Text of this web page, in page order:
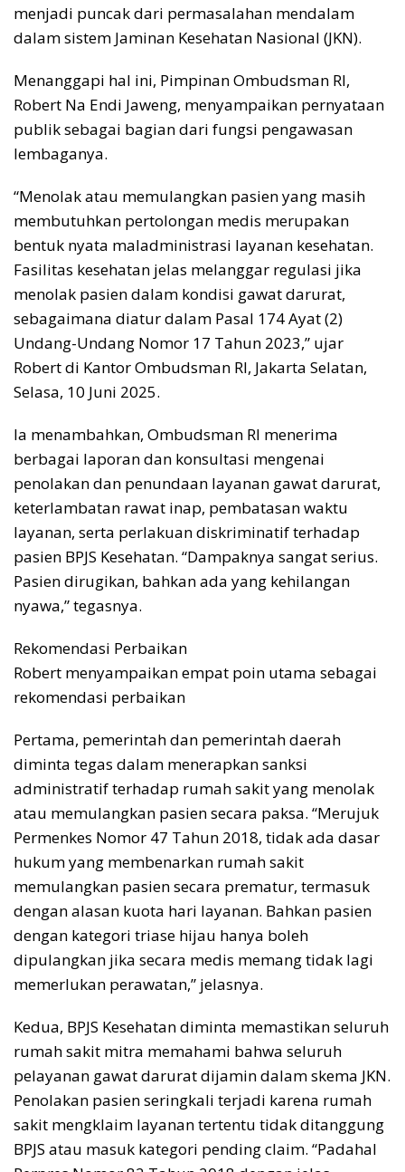
menjadi puncak dari permasalahan mendalam
dalam sistem Jaminan Kesehatan Nasional (JKN).
Menanggapi hal ini, Pimpinan Ombudsman RI,
Robert Na Endi Jaweng, menyampaikan pernyataan
publik sebagai bagian dari fungsi pengawasan
lembaganya.
“Menolak atau memulangkan pasien yang masih
membutuhkan pertolongan medis merupakan
bentuk nyata maladministrasi layanan kesehatan.
Fasilitas kesehatan jelas melanggar regulasi jika
menolak pasien dalam kondisi gawat darurat,
sebagaimana diatur dalam Pasal 174 Ayat (2)
Undang-Undang Nomor 17 Tahun 2023,” ujar
Robert di Kantor Ombudsman RI, Jakarta Selatan,
Selasa, 10 Juni 2025.
Ia menambahkan, Ombudsman RI menerima
berbagai laporan dan konsultasi mengenai
penolakan dan penundaan layanan gawat darurat,
keterlambatan rawat inap, pembatasan waktu
layanan, serta perlakuan diskriminatif terhadap
pasien BPJS Kesehatan. “Dampaknya sangat serius.
Pasien dirugikan, bahkan ada yang kehilangan
nyawa,” tegasnya.
Rekomendasi Perbaikan
Robert menyampaikan empat poin utama sebagai
rekomendasi perbaikan
Pertama, pemerintah dan pemerintah daerah
diminta tegas dalam menerapkan sanksi
administratif terhadap rumah sakit yang menolak
atau memulangkan pasien secara paksa. “Merujuk
Permenkes Nomor 47 Tahun 2018, tidak ada dasar
hukum yang membenarkan rumah sakit
memulangkan pasien secara prematur, termasuk
dengan alasan kuota hari layanan. Bahkan pasien
dengan kategori triase hijau hanya boleh
dipulangkan jika secara medis memang tidak lagi
memerlukan perawatan,” jelasnya.
Kedua, BPJS Kesehatan diminta memastikan seluruh
rumah sakit mitra memahami bahwa seluruh
pelayanan gawat darurat dijamin dalam skema JKN.
Penolakan pasien seringkali terjadi karena rumah
sakit mengklaim layanan tertentu tidak ditanggung
BPJS atau masuk kategori pending claim. “Padahal